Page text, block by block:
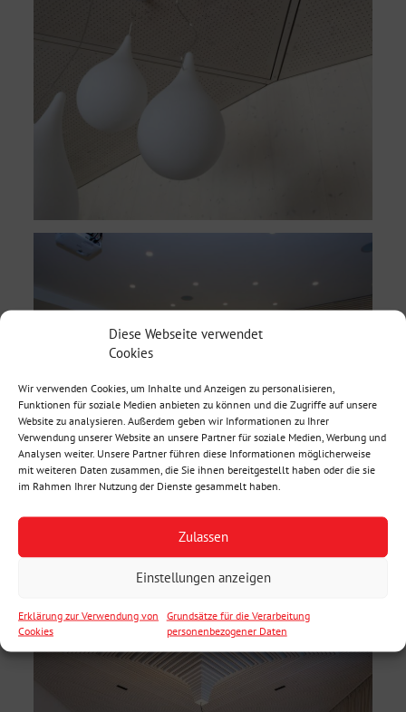
Diese Webseite verwendet
Cookies
Wir verwenden Cookies, um Inhalte und Anzeigen zu personalisieren,
Funktionen für soziale Medien anbieten zu können und die Zugriffe auf unsere
Website zu analysieren. Außerdem geben wir Informationen zu Ihrer
Verwendung unserer Website an unsere Partner für soziale Medien, Werbung und
Analysen weiter. Unsere Partner führen diese Informationen möglicherweise
mit weiteren Daten zusammen, die Sie ihnen bereitgestellt haben oder die sie
im Rahmen Ihrer Nutzung der Dienste gesammelt haben.
Zulassen
Einstellungen anzeigen
Erklärung zur Verwendung von
Cookies
Grundsätze für die Verarbeitung
personenbezogener Daten